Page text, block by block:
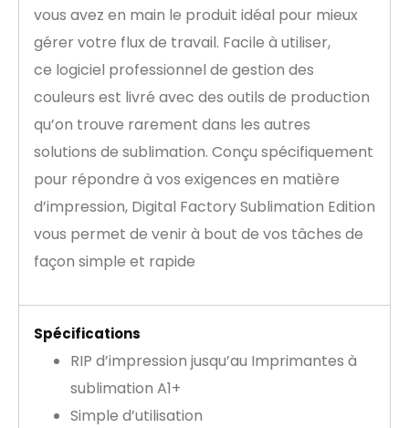
vous avez en main le produit idéal pour mieux
gérer votre flux de travail. Facile à utiliser,
ce logiciel professionnel de gestion des
couleurs est livré avec des outils de production
qu’on trouve rarement dans les autres
solutions de sublimation. Conçu spécifiquement
pour répondre à vos exigences en matière
d’impression, Digital Factory Sublimation Edition
vous permet de venir à bout de vos tâches de
façon simple et rapide
Spécifications
RIP d’impression jusqu’au Imprimantes à
sublimation A1+
Simple d’utilisation